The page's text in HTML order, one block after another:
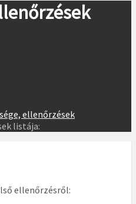
ellenőrzések
listája:
ellenőrzésről: